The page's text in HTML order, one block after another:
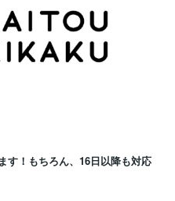
す！もちろん、16日以降も対応